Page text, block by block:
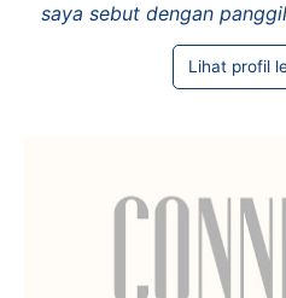
saya sebut dengan
Lihat profil